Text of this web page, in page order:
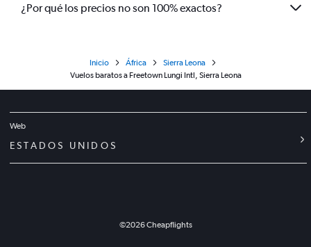
¿Por qué los precios no son 100% exactos?
Inicio África
Sierra Leona
Vuelos baratos a Freetown Lungi Intl, Sierra Leona
Web
ESTADOS UNIDOS
©2026Cheapflights